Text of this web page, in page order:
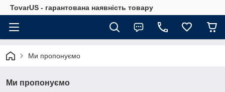
TovarUS - гарантована наявність товару
Ми пропонуємо
Ми пропонуємо